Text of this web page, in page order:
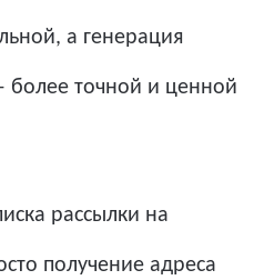
а генерация
точной и ценной
рассылки на
получение адреса